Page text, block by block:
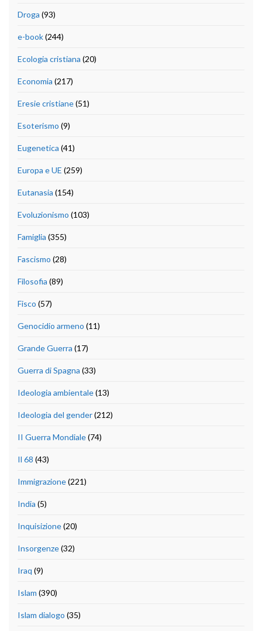
Droga (93)
e-book(244)
Ecologia cristiana (20)
Economia (217)
Eresie cristiane(51)
Esoterismo (9)
Eugenetica (41)
Europa e UE (259)
Eutanasia (154)
Evoluzionismo (103)
Famiglia (355)
Fascismo (28)
Filosofia (89)
Fisco (57)
Genocidio armeno (11)
Grande Guerra (17)
Guerra di Spagna (33)
Ideologia ambientale(13)
Ideologia del gender(212)
II Guerra Mondiale(74)
Il 68 (43)
Immigrazione(221)
India (5)
Inquisizione(20)
Insorgenze(32)
Iraq (9)
Islam (390)
Islam dialogo (35)